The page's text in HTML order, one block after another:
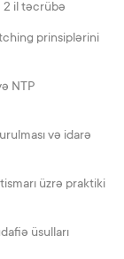
2 il təcrübə
prinsiplərini
NTP
və idarə
üzrə praktiki
üsulları